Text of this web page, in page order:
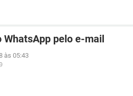
WhatsApp pelo e-mail
às 05:43